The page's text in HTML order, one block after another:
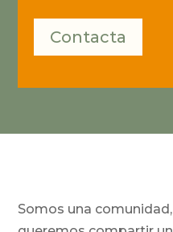
Contacta
Somos una